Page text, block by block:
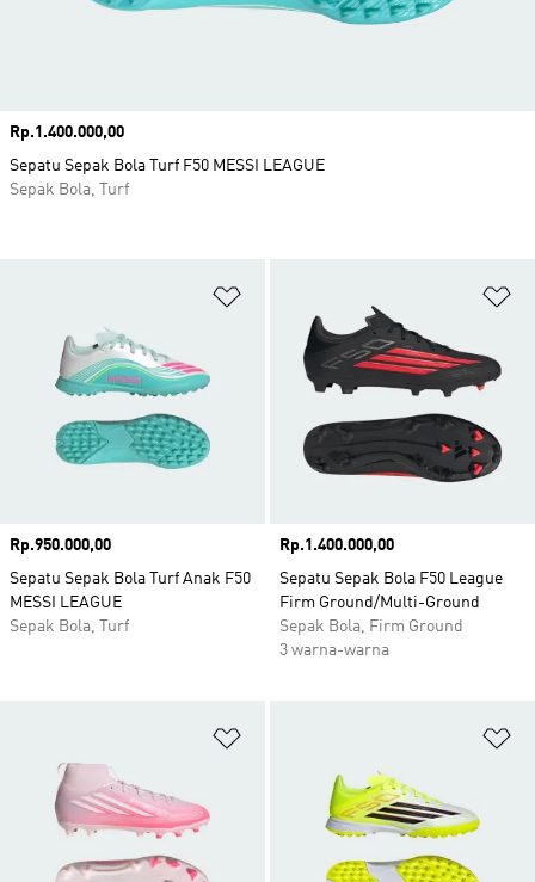
Harga
Rp.950.000,00
Sepatu Sepak Bola Turf Anak F50
MESSI LEAGUE
Sepak Bola, Turf
Harga
Rp.1.400.000,00
Sepatu Sepak Bola F50 League
Firm Ground/Multi-Ground
Sepak Bola, Firm Ground
3 warna-warna
Harga
Rp.1.400.000,00
Sepatu Sepak Bola Turf F50 MESSI LEAGUE
Sepak Bola, Turf